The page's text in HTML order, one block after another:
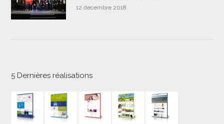
12 décembre 2018
5 Dernières réalisations